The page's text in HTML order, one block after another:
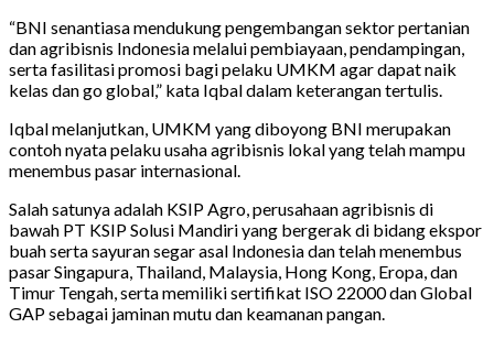
“BNI senantiasa mendukung pengembangan sektor pertanian
dan agribisnis Indonesia melalui pembiayaan, pendampingan,
serta fasilitasi promosi bagi pelaku UMKM agar dapat naik
kelas dan go global,” kata Iqbal dalam keterangan tertulis.
Iqbal melanjutkan, UMKM yang diboyong BNI merupakan
contoh nyata pelaku usaha agribisnis lokal yang telah mampu
menembus pasar internasional.
Salah satunya adalah KSIP Agro, perusahaan agribisnis di
bawah PT KSIP Solusi Mandiri yang bergerak di bidang ekspor
buah serta sayuran segar asal Indonesia dan telah menembus
pasar Singapura, Thailand, Malaysia, Hong Kong, Eropa, dan
Timur Tengah, serta memiliki sertifikat ISO 22000 dan Global
GAP sebagai jaminan mutu dan keamanan pangan.